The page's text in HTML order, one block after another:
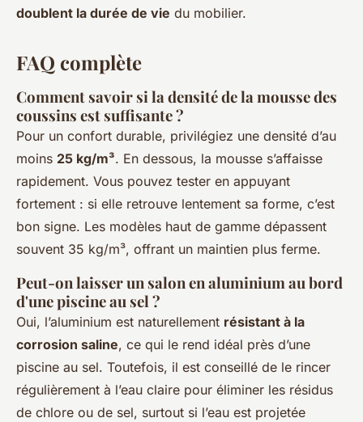
doublent la durée de vie du mobilier.
FAQ complète
Comment savoir si la densité de la mousse des
coussins est suffisante ?
Pour un confort durable, privilégiez une densité d’au
moins 25 kg/m³. En dessous, la mousse s’affaisse
rapidement. Vous pouvez tester en appuyant
fortement : si elle retrouve lentement sa forme, c’est
bon signe. Les modèles haut de gamme dépassent
souvent 35 kg/m³, offrant un maintien plus ferme.
Peut-on laisser un salon en aluminium au bord
d'une piscine au sel ?
Oui, l’aluminium est naturellement résistant à la
corrosion saline, ce qui le rend idéal près d’une
piscine au sel. Toutefois, il est conseillé de le rincer
régulièrement à l’eau claire pour éliminer les résidus
de chlore ou de sel, surtout si l’eau est projetée